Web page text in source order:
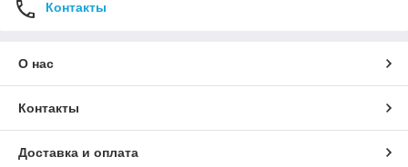
Контакты
О нас
Контакты
Доставка и оплата